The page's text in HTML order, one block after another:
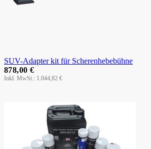
SUV-Adapter kit für Scherenhebebühne
1.044,82 €
878,00 €